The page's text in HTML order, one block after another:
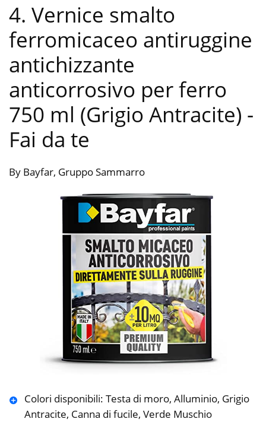
4. Vernice smalto
ferromicaceo antiruggine
antichizzante
anticorrosivo per ferro
750 ml (Grigio Antracite) -
Fai da te
By Bayfar, Gruppo Sammarro
Colori disponibili: Testa di moro, Alluminio, Grigio
Antracite, Canna di fucile, Verde Muschio